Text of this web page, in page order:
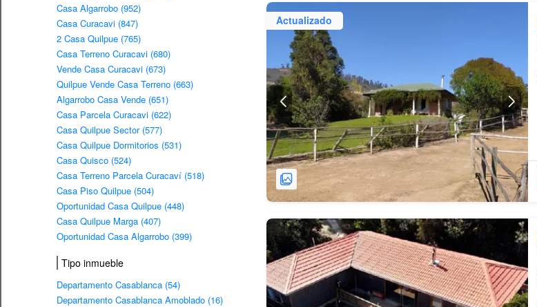
Casa Algarrobo (952)
Casa Curacavi (847)
2 Casa Quilpue (765)
Casa Terreno Curacavi (680)
Vende Casa Curacavi (673)
Quilpue Vende Casa Terreno (663)
Algarrobo Casa Vende (651)
Casa Parcela Curacavi (622)
Casa Quilpue Sector (577)
Casa Quilpue Dormitorios (531)
Casa Quisco (524)
Casa Terreno Parcela Curacaví (518)
Casa Piso Quilpue (504)
Oportunidad Casa Quilpue (448)
Casa Quilpue Marga (407)
Oportunidad Casa Algarrobo (399)
Tipo inmueble
Departamento Casablanca (54)
Departamento Casablanca Amoblado (16)
Actualizado